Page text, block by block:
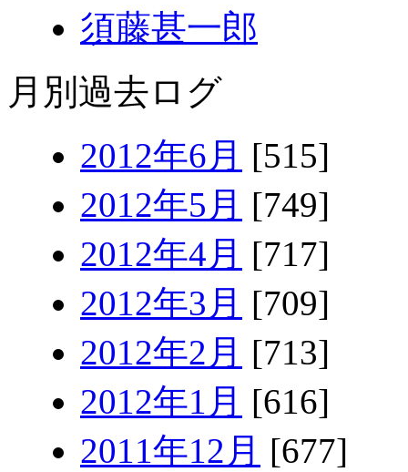
須藤甚一郎
月別過去ログ
2012年6月 [515]
2012年5月 [749]
2012年4月 [717]
2012年3月 [709]
2012年2月 [713]
2012年1月 [616]
2011年12月 [677]